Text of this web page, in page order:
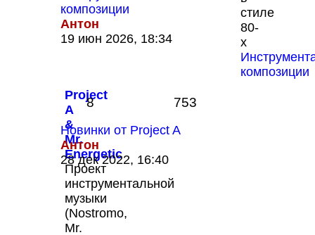
стиле
80-
х
композиции
композиции
Антон
Перейти
19 июн 2026, 18:34
Project
A
&
Mr.
Energetic
Проект
инструментальной
музыки
(Nostromo,
Mr.
8 753
Новинки от Project A
Антон
Перейти
к
последнему
сообщению
28 дек 2022, 16:40